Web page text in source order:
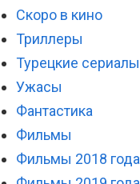
Скоро в кино
Триллеры
Турецкие сериалы
Ужасы
Фантастика
Фильмы
Фильмы 2018 года